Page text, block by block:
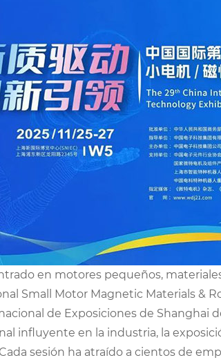
en motores pequeños,
Small Motor Magnetic Materials &
de Exposiciones de Shanghai
influyente en la industria, la
sesión ha atraído a cientos de